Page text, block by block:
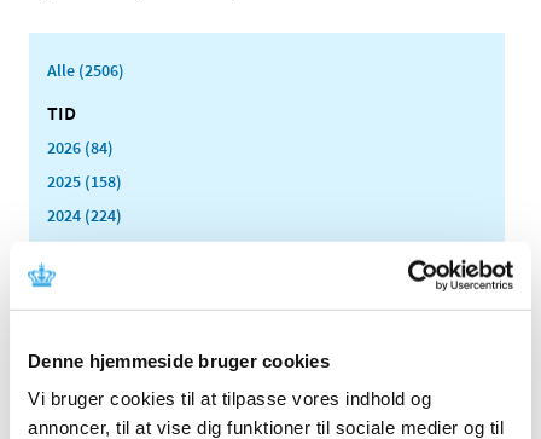
Denne hjemmeside bruger cookies
Vi bruger cookies til at tilpasse vores indhold og
annoncer, til at vise dig funktioner til sociale medier og til
Alle (2506)
TID
2026 (84)
2025 (158)
2024 (224)
2023 (195)
2022 (197)
2021 (516)
2020 (263)
2018 (150)